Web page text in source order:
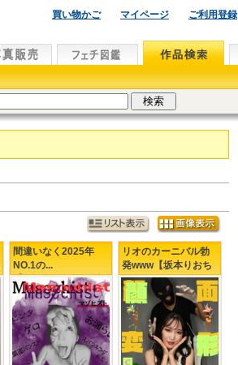
買い物かご マイページ ご利用登録
間違いなく2025年
NO.1の...
【Masochist（マゾ
ヒスト）＝Rio
Sakamoto♥】Dも大
絶賛のマジM♥
リオのカーニバル勃
発www【坂本りおち
ゃん♥Xでのファース
トコンタクトより〇
ヶ月!!】彼女こそミス
BBMなのかもしれな
い